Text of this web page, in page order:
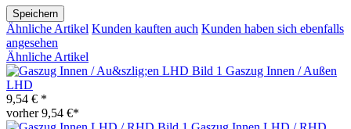
Speichern
Ähnliche Artikel Kunden kauften auch Kunden haben sich ebenfalls
angesehen
Ähnliche Artikel
Gaszug Innen / Außen
LHD
9,54 € *
vorher 9,54 €*